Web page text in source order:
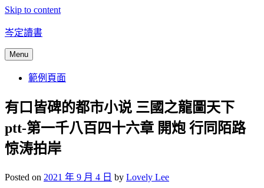
Skip to content
岑定讀書
Menu
範例頁面
有口皆碑的都市小说 三國之龍圖天下
ptt-第一千八百四十六章 開炮 行同陌路
惊涛拍岸
Posted on 2021 年 9 月 4 日 by Lovely Lee